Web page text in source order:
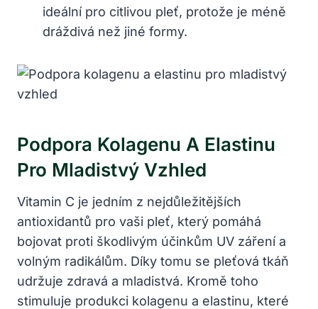
ideální pro citlivou⁤ pleť, protože je méně
dráždivá než jiné formy.
Podpora Kolagenu ⁤a Elastinu
Pro ‌mladistvý Vzhled
Vitamin C⁣ je jedním z nejdůležitějších⁤
antioxidantů⁤ pro vaši pleť, ⁣který pomáhá
bojovat proti škodlivým účinkům UV záření a
volným radikálům.⁤ Díky tomu se pleťová tkáň
udržuje zdravá a⁢ mladistvá.⁤ Kromě toho
stimuluje produkci kolagenu a elastinu, ⁣které